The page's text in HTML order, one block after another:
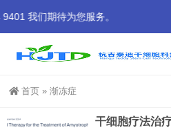
我们期待为您服务。
首页 » 渐冻症
干细胞疗法治